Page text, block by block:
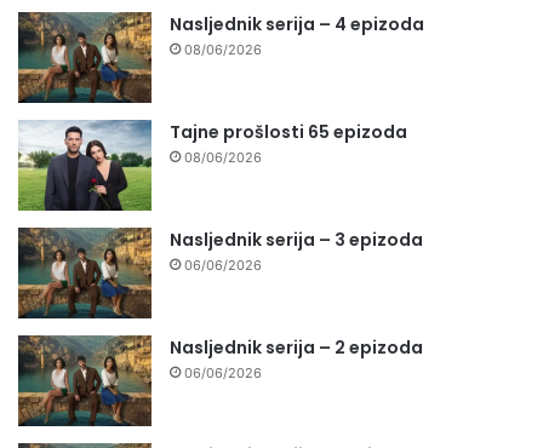
Nasljednik serija – 4 epizoda
08/06/2026
Tajne prošlosti 65 epizoda
08/06/2026
Nasljednik serija – 3 epizoda
06/06/2026
Nasljednik serija – 2 epizoda
06/06/2026